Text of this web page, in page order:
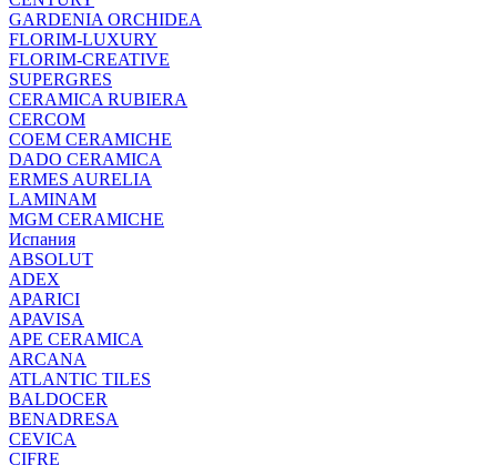
GARDENIA ORCHIDEA
FLORIM-LUXURY
FLORIM-CREATIVE
SUPERGRES
CERAMICA RUBIERA
CERCOM
COEM CERAMICHE
DADO CERAMICA
ERMES AURELIA
LAMINAM
MGM CERAMICHE
Испания
ABSOLUT
ADEX
APARICI
APAVISA
APE CERAMICA
ARCANA
ATLANTIC TILES
BALDOCER
BENADRESA
CEVICA
CIFRE